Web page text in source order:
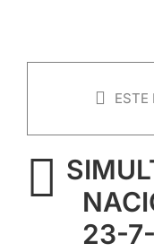
ESTE
23-